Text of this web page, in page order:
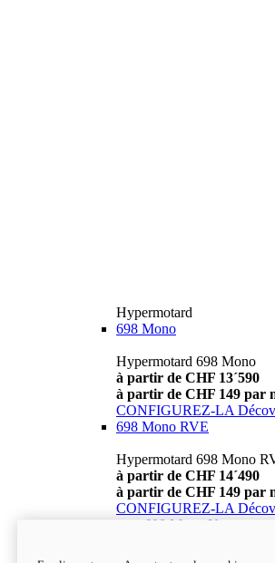
Hypermotard
698 Mono
Hypermotard 698 Mono
à partir de CHF 13´590
à partir de CHF 149 par
CONFIGUREZ-LA
698 Mono RVE
Hypermotard 698 Mono
à partir de CHF 14´490
à partir de CHF 149 par
CONFIGUREZ-LA
698 Mono Nera
Hypermotard 698 Mono